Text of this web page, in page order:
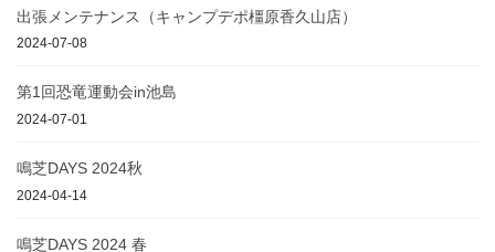
出張メンテナンス（キャンプデポ橿原香久山店）
2024-07-08
第1回恐竜運動会in池島
2024-07-01
鳴芝DAYS 2024秋
2024-04-14
鳴芝DAYS 2024 春